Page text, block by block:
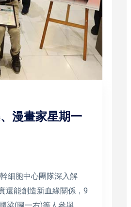
漫畫家星期一
細胞中心團隊深入解
還能創造新血緣關係，9